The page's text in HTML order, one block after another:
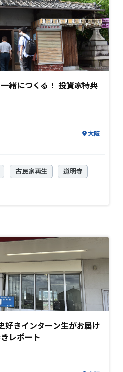
緒につくる！ 投資家特典
大阪
古民家再生 道明寺
好きインターン生がお届け
レポート